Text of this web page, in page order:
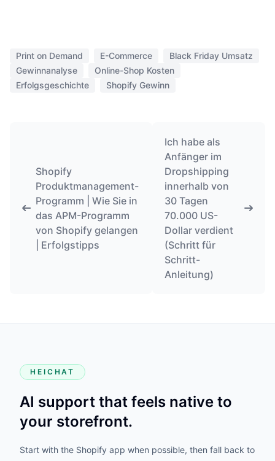
Print on Demand E-Commerce
Black Friday Umsatz
Gewinnanalyse
Online-Shop Kosten
Erfolgsgeschichte
Shopify Gewinn
Shopify
Produktmanagement-
Programm | Wie Sie in
das APM-Programm
von Shopify gelangen
| Erfolgstipps
Ich habe als
Anfänger im
Dropshipping
innerhalb von
30 Tagen
70.000 US-
Dollar verdient
(Schritt für
Schritt-
Anleitung)
HEICHAT
AI support that feels native to
your storefront.
Start with the Shopify app when possible, then fall back to